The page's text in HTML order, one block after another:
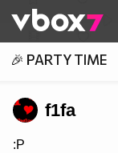
👾
🎉 PARTY TIME
f1fa
:P